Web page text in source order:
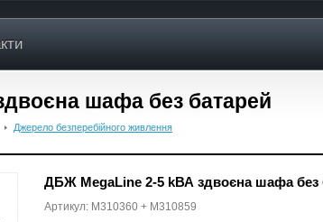
шафа без батарей
Джерело безперебійного живлення
ДБЖ MegaLine 2-5 kВА здвоєна шафа без
Артикул: M310360 + M310859